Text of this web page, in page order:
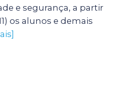
e segurança, a partir
os alunos e demais